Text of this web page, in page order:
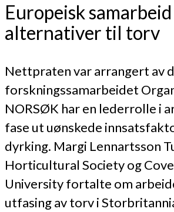
Europeisk
alternativer til torv
Nettpraten var arrangert av
forskningssamarbeidet
NORSØK har en lederrolle i
fase ut uønskede
dyrking. Margi Lennartsson
Horticultural Society og
University fortalte om
utfasing av torv i